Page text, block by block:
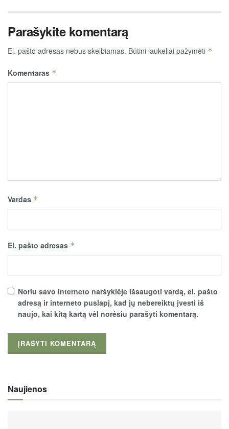
Parašykite komentarą
El. pašto adresas nebus skelbiamas. Būtini laukeliai pažymėti *
Komentaras *
Vardas *
El. pašto adresas *
Noriu savo interneto naršyklėje išsaugoti vardą, el. pašto
adresą ir interneto puslapį, kad jų nebereiktų įvesti iš
naujo, kai kitą kartą vėl norėsiu parašyti komentarą.
Naujienos